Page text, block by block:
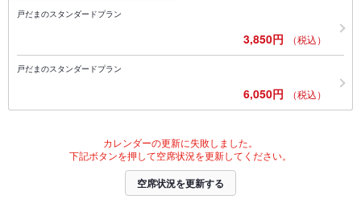
戸だまのスタンダードプラン
3,850円 （税込）
戸だまのスタンダードプラン
6,050円 （税込）
カレンダーの更新に失敗しました。
下記ボタンを押して空席状況を更新してください。
空席状況を更新する